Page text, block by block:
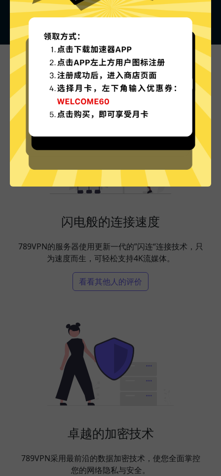
789VPN的特色
闪电般的连接速度
789VPN的服务器使用更新一代的”闪连“连接技术，只
为速度而生，可轻松支持4K流媒体。
看看其他人的评价
卓越的加密技术
789VPN采用最前沿的数据加密技术，使您全面掌控
您的网络隐私与安全。